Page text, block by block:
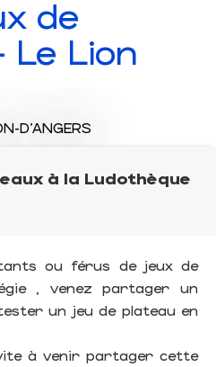
de
Le Lion
D'ANGERS
à la Ludothèque
ou férus de jeux de
, venez partager un
un jeu de plateau en
à venir partager cette